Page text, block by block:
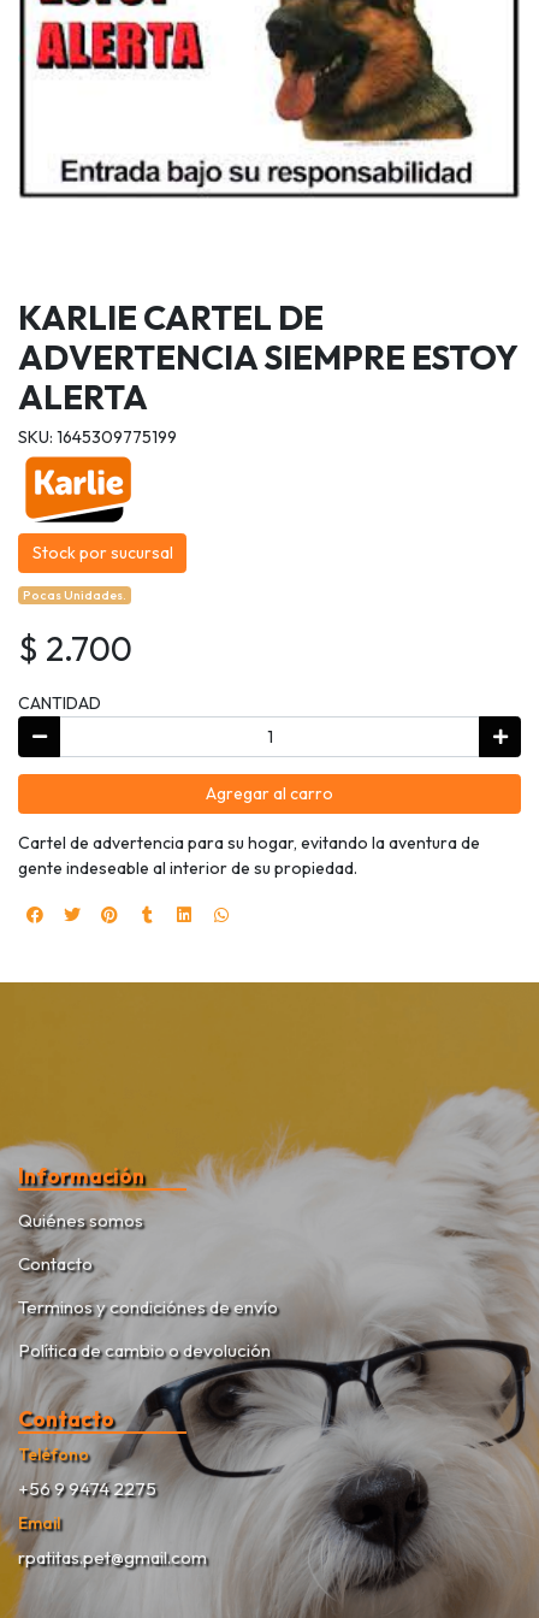
KARLIE CARTEL DE
ADVERTENCIA SIEMPRE ESTOY
ALERTA
SKU: 1645309775199
Stock por sucursal
Pocas Unidades.
$ 2.700
CANTIDAD
Agregar al carro
Cartel de advertencia para su hogar, evitando la aventura de
gente indeseable al interior de su propiedad.
Información
Quiénes somos
Contacto
Terminos y condiciónes de envío
Política de cambio o devolución
Contacto
Teléfono
+56 9 9474 2275
Email
rpatitas.pet@gmail.com